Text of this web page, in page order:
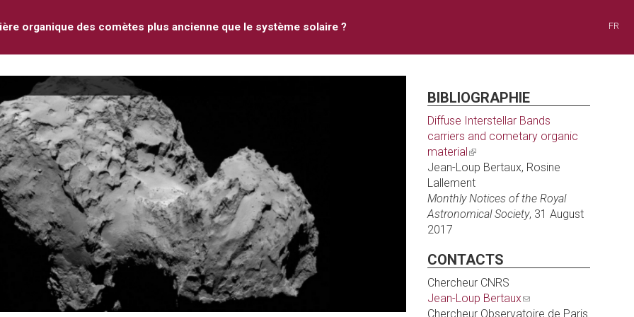
organique des comètes plus ancienne que le système solaire ? FR
BIBLIOGRAPHIE
Diffuse Interstellar Bands
carriers and cometary organic
material(link
is
external)
Jean-Loup Bertaux, Rosine
Lallement
Monthly Notices of the Royal
Astronomical Society, 31 August
2017
CONTACTS
Chercheur CNRS
Jean-Loup Bertaux(link
sends
Chercheur Observatoire de Paris